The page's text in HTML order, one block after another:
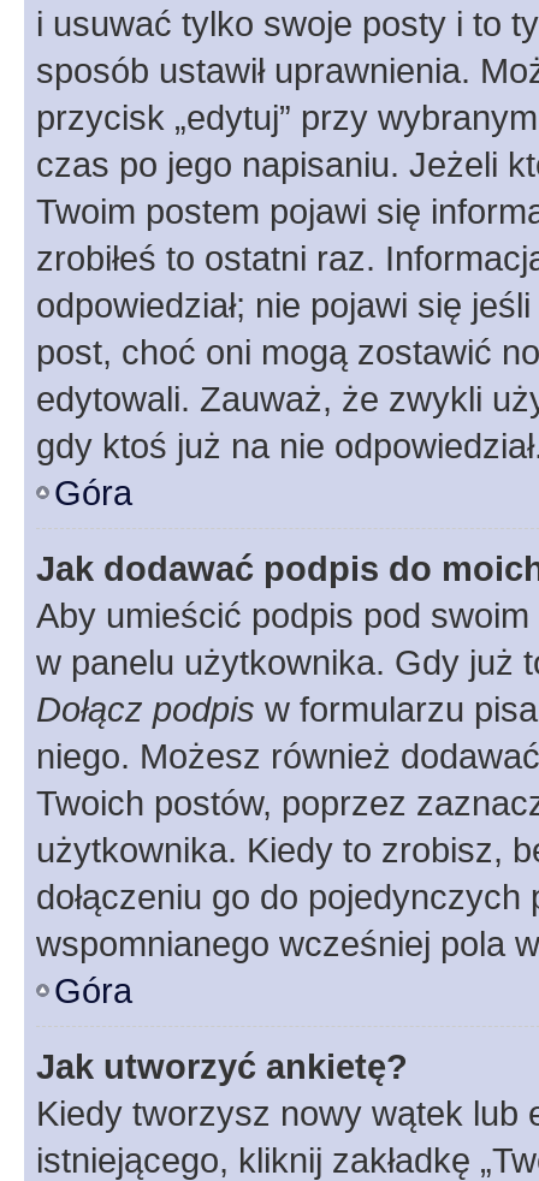
i usuwać tylko swoje posty i to
sposób ustawił uprawnienia.
przycisk „edytuj” przy
czas po jego napisaniu. Jeżeli
Twoim postem pojawi się
zrobiłeś to ostatni raz.
odpowiedział; nie pojawi się
post, choć oni mogą zostawić
edytowali. Zauważ, że zwykli
gdy ktoś już na nie
Góra
Jak dodawać podpis do
Aby umieścić podpis pod
w panelu użytkownika. Gdy już
Dołącz podpis w formularzu
niego. Możesz również
Twoich postów, poprzez
użytkownika. Kiedy to zrobisz,
dołączeniu go do
wspomnianego wcześniej pola
Góra
Jak utworzyć ankietę?
Kiedy tworzysz nowy wątek lub
istniejącego, kliknij zakładkę